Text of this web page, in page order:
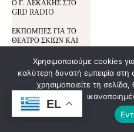
Ο Γ. ΛΕΚΑΚΗΣ ΣΤΟ
GRD RADIO
ΕΚΠΟΜΠΕΣ ΓΙΑ ΤΟ
ΘΕΑΤΡΟ ΣΚΙΩΝ ΚΑΙ
ΤΟΝ ΚΑΡΑΓΚΙΟΖΗ
© All Rights Reserved | Development By
DoSmart.gr| Supported By Wideview
Entertainment
EL
Χρησιμοποιούμε cookies
καλύτερη δυνατή εμπειρία
χρησιμοποιείτε τη